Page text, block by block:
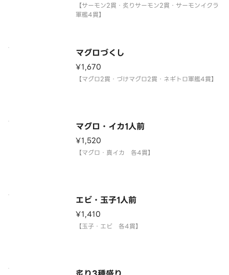
【サーモン2貫・炙りサーモン2貫・サーモンイクラ
軍艦4貫】
マグロづくし
¥1,670
【マグロ2貫・づけマグロ2貫・ネギトロ軍艦4貫】
マグロ・イカ1人前
¥1,520
【マグロ・真イカ 各4貫】
エビ・玉子1人前
¥1,410
【玉子・エビ 各4貫】